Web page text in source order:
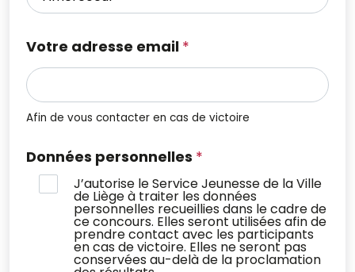
Votre adresse email *
Afin de vous contacter en cas de victoire
Données personnelles *
J’autorise le Service Jeunesse de la Ville
de Liège à traiter les données
personnelles recueillies dans le cadre de
ce concours. Elles seront utilisées afin de
prendre contact avec les participants
en cas de victoire. Elles ne seront pas
conservées au-delà de la proclamation